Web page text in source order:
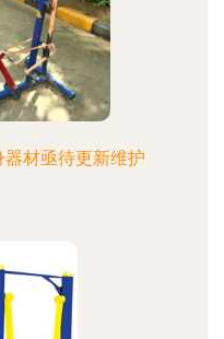
材亟待更新维护